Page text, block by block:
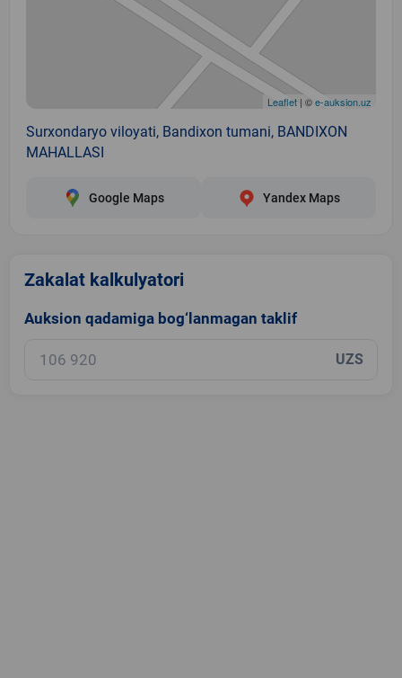
Leaflet | ©e-auksion.uz
Surxondaryo viloyati, Bandixon tumani, BANDIXON
MAHALLASI
Google Maps Yandex Maps
Zakalat kalkulyatori
Auksion qadamiga bog‘lanmagan taklif
UZS